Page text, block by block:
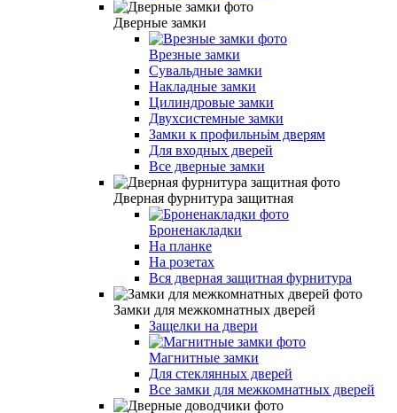
Дверные замки
Врезные замки
Сувальдные замки
Накладные замки
Цилиндровые замки
Двухсистемные замки
Замки к профильньім дверям
Для входных дверей
Все дверные замки
Дверная фурнитура защитная
Броненакладки
На планке
На розетах
Вся дверная защитная фурнитура
Замки для межкомнатных дверей
Защелки на двери
Магнитные замки
Для стеклянных дверей
Все замки для межкомнатных дверей